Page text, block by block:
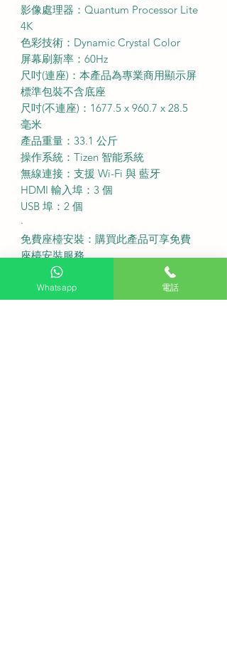
影像處理器：Quantum Processor Lite
4K
色彩技術：Dynamic Crystal Color
屏幕刷新率：60Hz
尺吋(連座)：本產品為專業商用顯示屏
標準包裝不含底座
尺吋(不連座)：1677.5 x 960.7 x 28.5
毫米
產品重量：33.1 公斤
操作系統：Tizen 智能系統
無線連接：支援 Wi-Fi 與 藍牙
HDMI 輸入埠：3 個
USB 埠：2 個
·
免費座檯安裝：購買此產品可享免費
座檯安裝服務
送貨費用：不收費 (偏遠地區或需額外
收費)
固定式掛牆費用：不收費
Whatsapp 電話